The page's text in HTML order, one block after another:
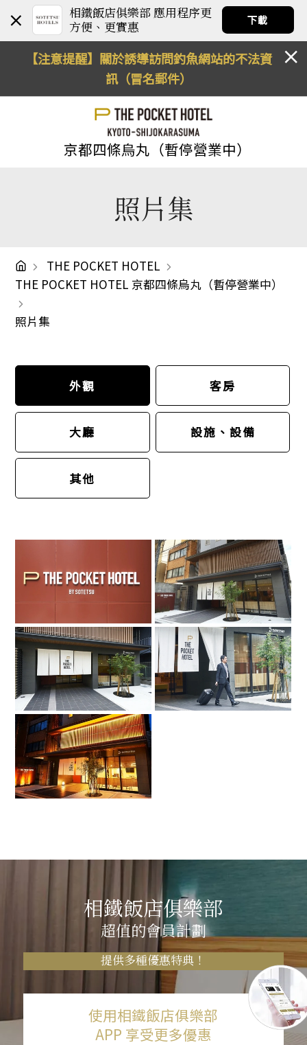
相鐵飯店俱樂部 應用程序更
方便、更實惠
下載
【注意提醒】關於誘導訪問釣魚網站的不法資
訊（冒名郵件）
京都四條烏丸（暫停營業中）
照片集
THE POCKET HOTEL
THE POCKET HOTEL 京都四條烏丸（暫停營業中）
照片集
外觀 客房
大廳 設施、設備
其他
相鐵飯店俱樂部
超值的會員計劃
提供多種優惠特典！
使用相鐵飯店俱樂部
APP 享受更多優惠